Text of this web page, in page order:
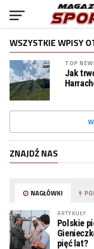
WSZYSTKIE WPISY
TOP
Jak
ZNAJDŹ NAS
NAGŁÓWKI
ARTYKUŁY
Polskie
pięć lat?